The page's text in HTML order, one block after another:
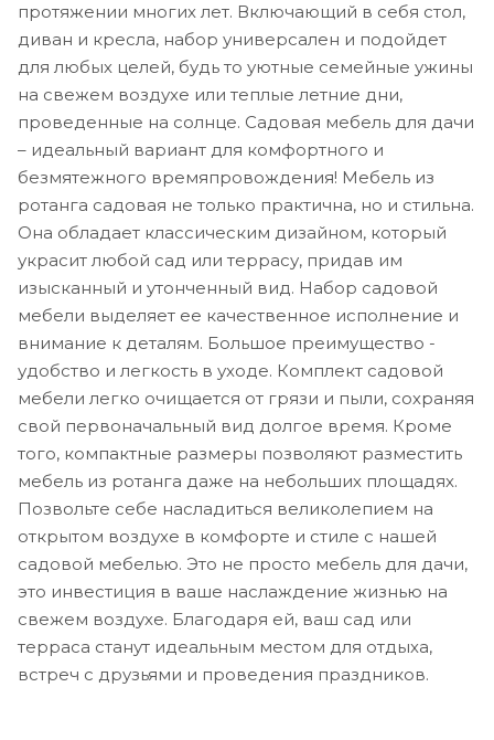
протяжении многих лет. Включающий в себя стол,
диван и кресла, набор универсален и подойдет
для любых целей, будь то уютные семейные ужины
на свежем воздухе или теплые летние дни,
проведенные на солнце. Садовая мебель для дачи
– идеальный вариант для комфортного и
безмятежного времяпровождения! Мебель из
ротанга садовая не только практична, но и стильна.
Она обладает классическим дизайном, который
украсит любой сад или террасу, придав им
изысканный и утонченный вид. Набор садовой
мебели выделяет ее качественное исполнение и
внимание к деталям. Большое преимущество -
удобство и легкость в уходе. Комплект садовой
мебели легко очищается от грязи и пыли, сохраняя
свой первоначальный вид долгое время. Кроме
того, компактные размеры позволяют разместить
мебель из ротанга даже на небольших площадях.
Позвольте себе насладиться великолепием на
открытом воздухе в комфорте и стиле с нашей
садовой мебелью. Это не просто мебель для дачи,
это инвестиция в ваше наслаждение жизнью на
свежем воздухе. Благодаря ей, ваш сад или
терраса станут идеальным местом для отдыха,
встреч с друзьями и проведения праздников.